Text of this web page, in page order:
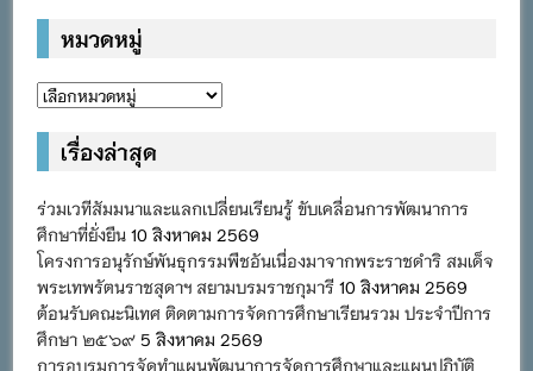
หมวดหมู่
หมวด
เรื่องล่าสุด
ร่วมเวทีสัมมนาและแลกเปลี่ยนเรียนรู้ ขับเคลื่อนการพัฒนาการ
ศึกษาที่ยั่งยืน 10 สิงหาคม 2569
โครงการอนุรักษ์พันธุกรรมพืชอันเนื่องมาจากพระราชดำริ สมเด็จ
พระเทพรัตนราชสุดาฯ สยามบรมราชกุมารี 10 สิงหาคม 2569
ต้อนรับคณะนิเทศ ติดตามการจัดการศึกษาเรียนรวม ประจำปีการ
ศึกษา ๒๕๖๙ 5 สิงหาคม 2569
การอบรมการจัดทำแผนพัฒนาการจัดการศึกษาและแผนปฏิบัติ